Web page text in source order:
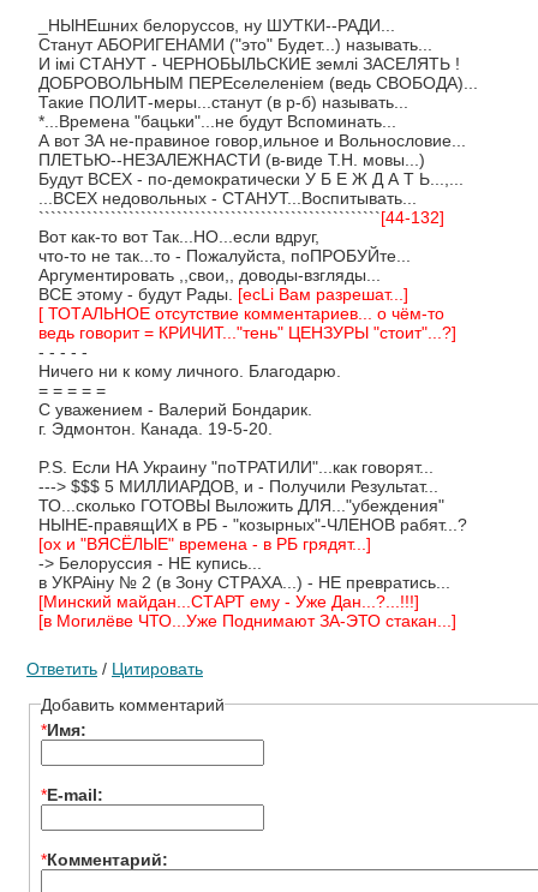
_НЫНЕшних белоруссов, ну ШУТКИ--РАДИ...
Станут АБОРИГЕНАМИ ("это" Будет...) называть...
И iмi СТАНУТ - ЧЕРНОБЫЛЬСКИЕ землi ЗАСЕЛЯТЬ !
ДОБРОВОЛЬНЫМ ПЕРЕселеленiем (ведь СВОБОДА)...
Такие ПОЛИТ-меры...станут (в р-б) называть...
*...Времена "бацьки"...не будут Вспоминать...
А вот ЗА не-правиное говор,ильное и Вольнословие...
ПЛЕТЬЮ--НЕЗАЛЕЖНАСТИ (в-виде Т.Н. мовы...)
Будут ВСЕХ - по-демократически У Б Е Ж Д А Т Ь...,...
...ВСЕХ недовольных - СТАНУТ...Воспитывать...
`````````````````````````````````````````````````````````[44-132]
Вот как-то вот Так...НО...если вдруг,
что-то не так...то - Пожалуйста, поПРОБУЙте...
Аргументировать ,,свои,, доводы-взгляды...
ВСЕ этому - будут Рады. [есLi Вам разрешат...]
[ ТОТАЛЬНОЕ отсутствие комментариев... о чём-то
ведь говорит = КРИЧИТ..."тень" ЦЕНЗУРЫ "стоит"...?]
- - - - -
Ничего ни к кому личного. Благодарю.
= = = = =
С уважением - Валерий Бондарик.
г. Эдмонтон. Канада. 19-5-20.
P.S. Если НА Украину "поТРАТИЛИ"...как говорят...
---> $$$ 5 МИЛЛИАРДОВ, и - Получили Результат...
ТО...сколько ГОТОВЫ Выложить ДЛЯ..."убеждения"
НЫНЕ-правящИХ в РБ - "козырных"-ЧЛЕНОВ рабят...?
[ох и "ВЯСЁЛЫЕ" времена - в РБ грядят...]
-> Белоруссия - НЕ купись...
в УКРАiну № 2 (в Зону СТРАХА...) - НЕ превратись...
[Минский майдан...СТАРТ ему - Уже Дан...?...!!!]
[в Могилёве ЧТО...Уже Поднимают ЗА-ЭТО стакан...]
Ответить / Цитировать
Добавить комментарий
*Имя:
*E-mail:
*Комментарий: